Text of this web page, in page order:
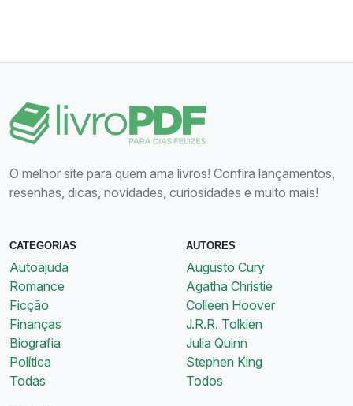
O melhor site para quem ama livros! Confira lançamentos,
resenhas, dicas, novidades, curiosidades e muito mais!
CATEGORIAS
Autoajuda
Romance
Ficção
Finanças
Biografia
Política
Todas
AUTORES
Augusto Cury
Agatha Christie
Colleen Hoover
J.R.R. Tolkien
Julia Quinn
Stephen King
Todos